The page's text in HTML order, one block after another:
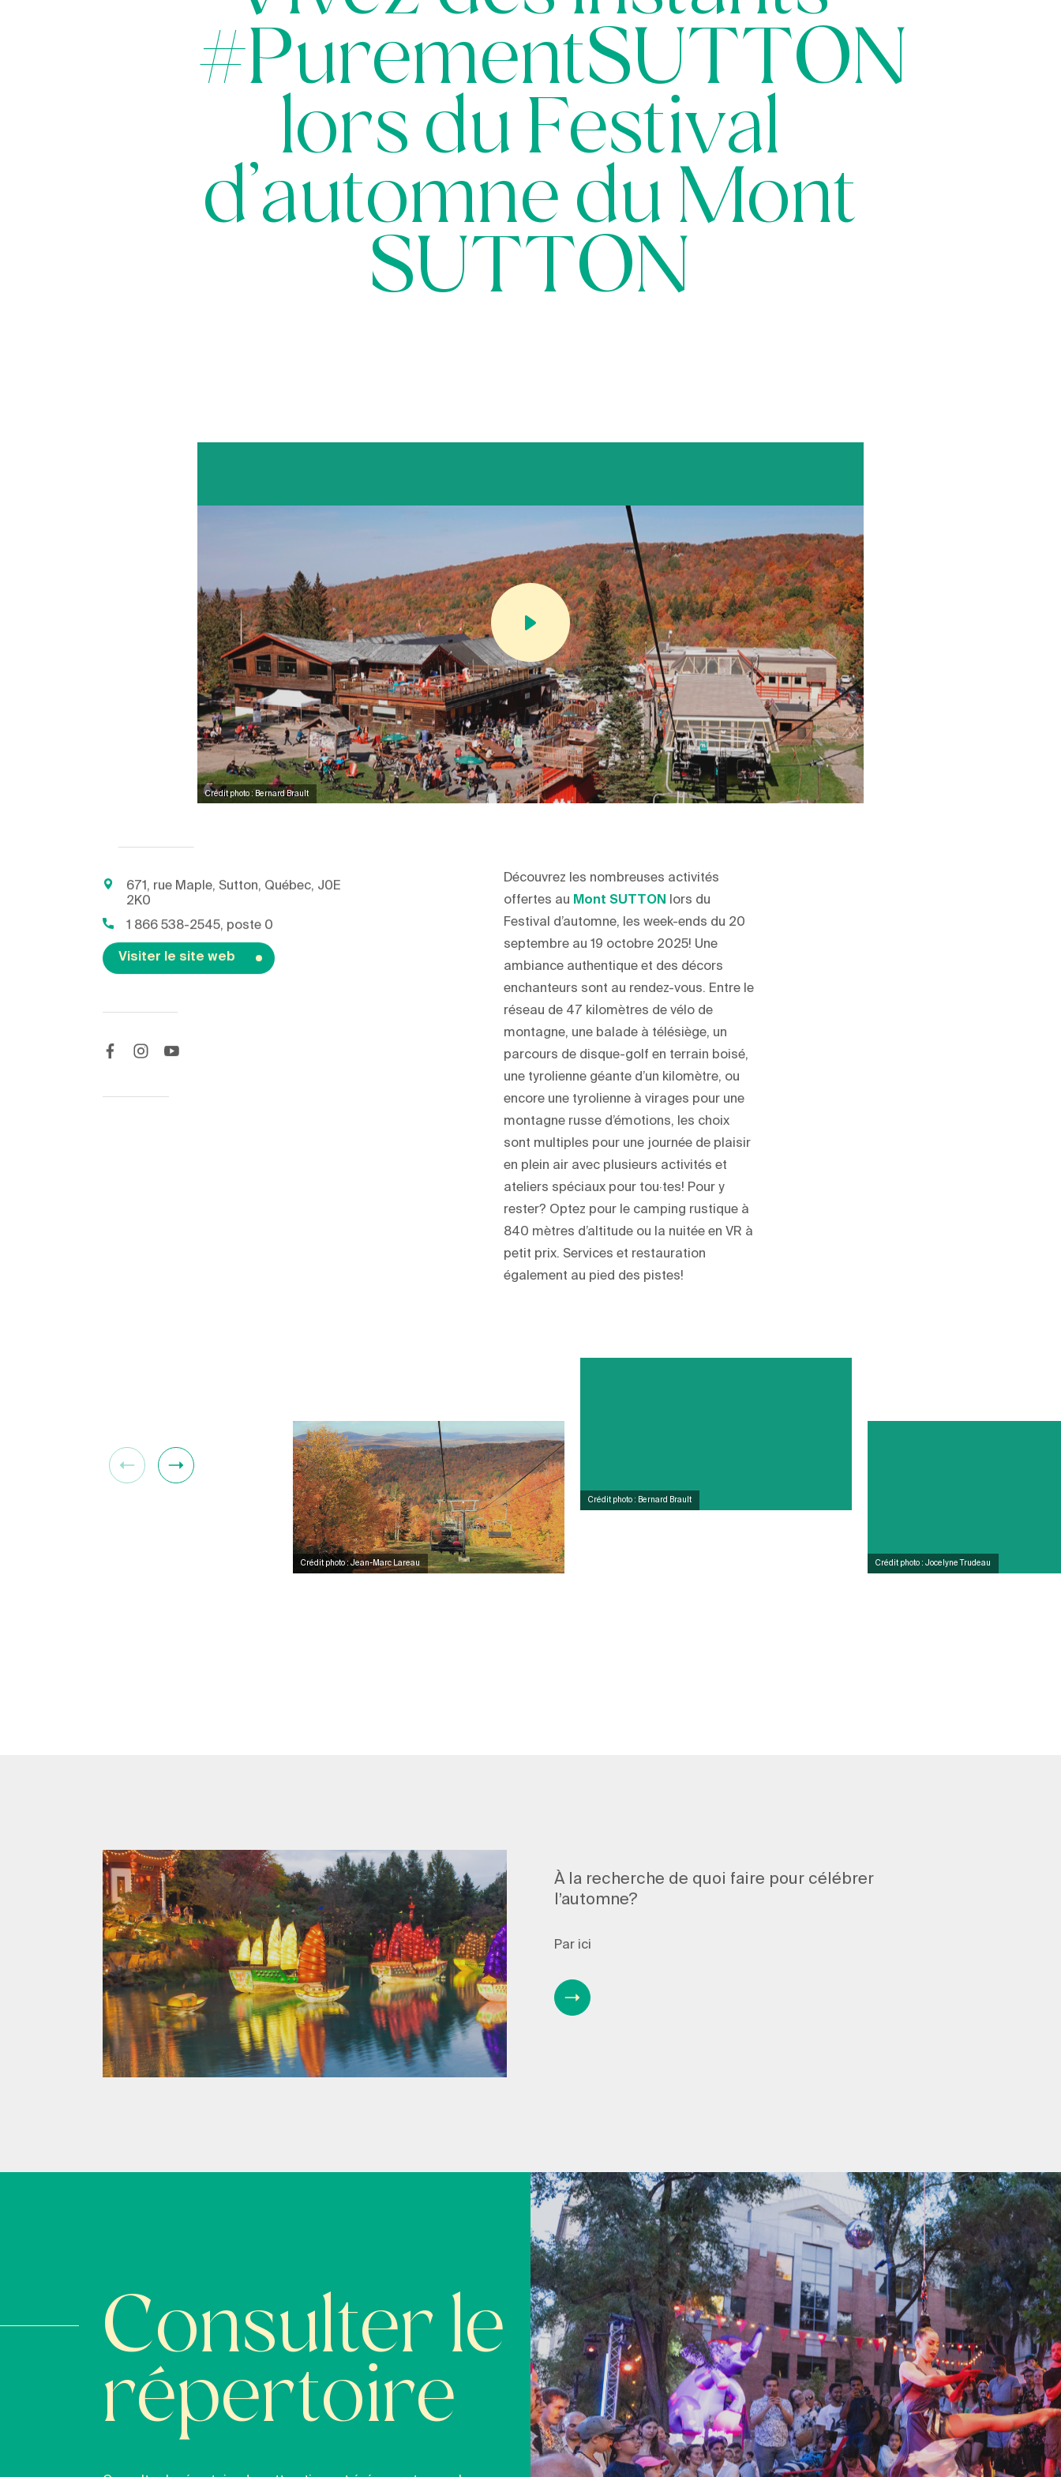
#PurementSUTTON
lors du Festival
d’automne du Mont
SUTTON
Crédit photo : Bernard Brault
Découvrez les nombreuses activités
offertes au Mont SUTTON lors du
Festival d’automne, les week-ends du 20
septembre au 19 octobre 2025! Une
ambiance authentique et des décors
enchanteurs sont au rendez-vous. Entre le
réseau de 47 kilomètres de vélo de
montagne, une balade à télésiège, un
parcours de disque-golf en terrain boisé,
une tyrolienne géante d’un kilomètre, ou
encore une tyrolienne à virages pour une
montagne russe d’émotions, les choix
sont multiples pour une journée de plaisir
en plein air avec plusieurs activités et
ateliers spéciaux pour tou·tes! Pour y
rester? Optez pour le camping rustique à
840 mètres d’altitude ou la nuitée en VR à
petit prix. Services et restauration
également au pied des pistes!
671, rue Maple, Sutton, Québec, J0E
2K0
1 866 538-2545, poste 0
Visiter le site web
Crédit photo : Jean-Marc Lareau
Crédit photo : Bernard Brault
Crédit photo : Jocelyne Trudeau
À la recherche de quoi faire pour célébrer
l’automne?
Par ici
Consulter le
répertoire